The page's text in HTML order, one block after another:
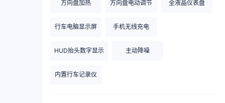
方向盘加热 方向盘电动调节 全液晶仪表盘
行车电脑显示屏 手机无线充电
HUD抬头数字显示 主动降噪
内置行车记录仪